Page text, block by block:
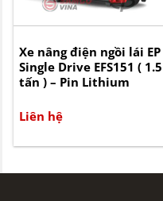
Xe nâng điện ngồi lái EP
Single Drive EFS151 ( 1.5
tấn ) – Pin Lithium
Liên hệ